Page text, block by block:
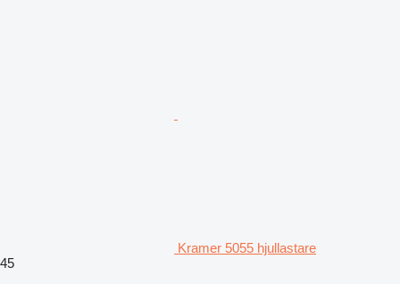
Kramer 5055 hjullastare
45